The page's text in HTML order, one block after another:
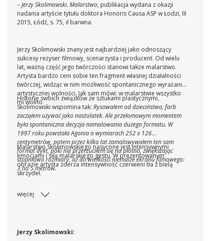
–Jerzy Skolimowski. Malarstwo, publikacja wydana z okazji
nadania artyście tytułu doktora Honoris Causa ASP w Łodzi, III
2015, Łódź, s. 75, il barwna.
Jerzy Skolimowski znany jest najbardziej jako odnoszący
sukcesy reżyser filmowy, scenarzysta i producent. Od wielu
lat, ważną część jego twórczości stanowi także malarstwo.
Artysta bardzo ceni sobie ten fragment własnej działalności
twórczej, widząc w nim możliwość spontanicznego wyrażania
artystycznej wolności. Jak sam mówi: w malarstwie wszystko
mi wolno.
Historię swoich związków ze sztukami plastycznymi,
Skolimowski wspomina tak: Rysowałem od dzieciństwa, farb
zacząłem używać jako nastolatek. Ale przełomowym momentem
była spontaniczna decyzja namalowania dużego formatu. W
1997 roku powstała Agonia o wymiarach 252 x 126
centymetrów, potem przez kilka lat zamalowywałem ten sam
format dykt, póki nie przerzuciłem się na płótno, zwiększając
stopniowo rozmiary, aż do wielkości niemalże ekranu filmowego:
3 na 5 metrów.
Malarstwo Skolimowskiego nasycone jest intensywnymi
emocjami i siłą malarskiego gestu. W prezentowanym
obrazie artysta zderza intensywność czerwieni tła z bielą
skrzydeł.
więcej
Jerzy Skolimowski: